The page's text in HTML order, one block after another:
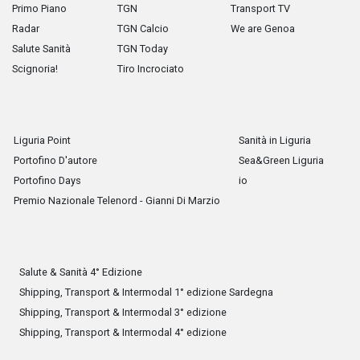
Primo Piano
Radar
Salute Sanità
Scignoria!
TGN
TGN Calcio
TGN Today
Tiro Incrociato
Transport TV
We are Genoa
Liguria Point
Portofino D'autore
Portofino Days
Premio Nazionale Telenord - Gianni Di Marzio
Sanità in Liguria
Sea&Green Liguria
io
Salute & Sanità 4° Edizione
Shipping, Transport & Intermodal 1° edizione Sardegna
Shipping, Transport & Intermodal 3° edizione
Shipping, Transport & Intermodal 4° edizione